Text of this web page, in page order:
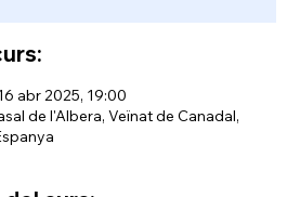
abr 2025, 19:00
de l'Albera, Veïnat de Canadal,